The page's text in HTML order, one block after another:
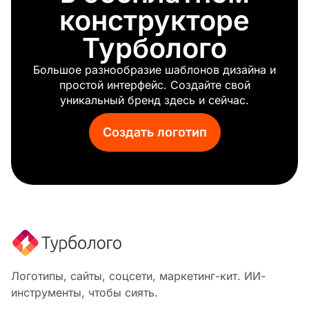
Лаванда
Гриб
Мохито
Кондитерские изделия
Красный бык
Соус
Клубника
Тако
Веганская еда
конструкторе
Турболого
Большое разнообразие шаблонов дизайна и
простой интерфейс. Создайте свой
уникальный бренд здесь и сейчас.
Создать логотип
Логотипы, сайты, соцсети, маркетинг-кит. ИИ-
инструменты, чтобы сиять.